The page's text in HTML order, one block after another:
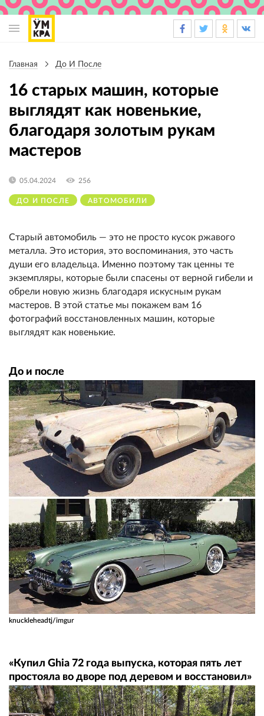
навигация
навигации
Главная До И После
16 старых машин, которые
выглядят как новенькие,
благодаря золотым рукам
мастеров
ДО И ПОСЛЕ АВТОМОБИЛИ
05.04.2024 256
Старый автомобиль — это не просто кусок ржавого
металла. Это история, это воспоминания, это часть
души его владельца. Именно поэтому так ценны те
экземпляры, которые были спасены от верной гибели и
обрели новую жизнь благодаря искусным рукам
мастеров. В этой статье мы покажем вам 16
фотографий восстановленных машин, которые
выглядят как новенькие.
До и после
knuckleheadtj/imgur
«Купил Ghia 72 года выпуска, которая пять лет
простояла во дворе под деревом и восстановил»